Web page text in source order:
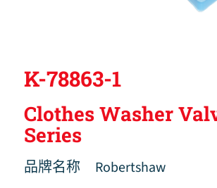
K-78863-1
Clothes Washer
Series
品牌名称
Robertshaw